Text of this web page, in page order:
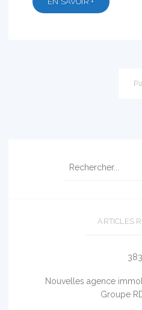
ARTICLES
383
Nouvelles agence
Groupe